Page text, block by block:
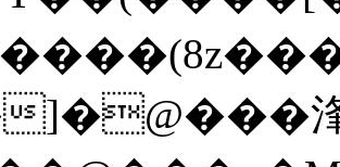
]�@���